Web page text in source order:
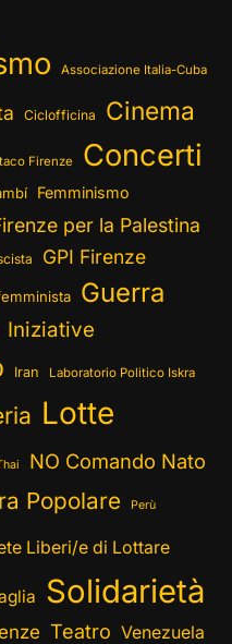
Associazione Italia-Cuba
Ciclofficina Cinema
Firenze Concerti
Femminismo
per la Palestina
GPI Firenze
Guerra
Iniziative
Iran Laboratorio Politico Iskra
Lotte
NO Comando Nato
Popolare Perù
Liberi/e di Lottare
Solidarietà
Teatro Venezuela